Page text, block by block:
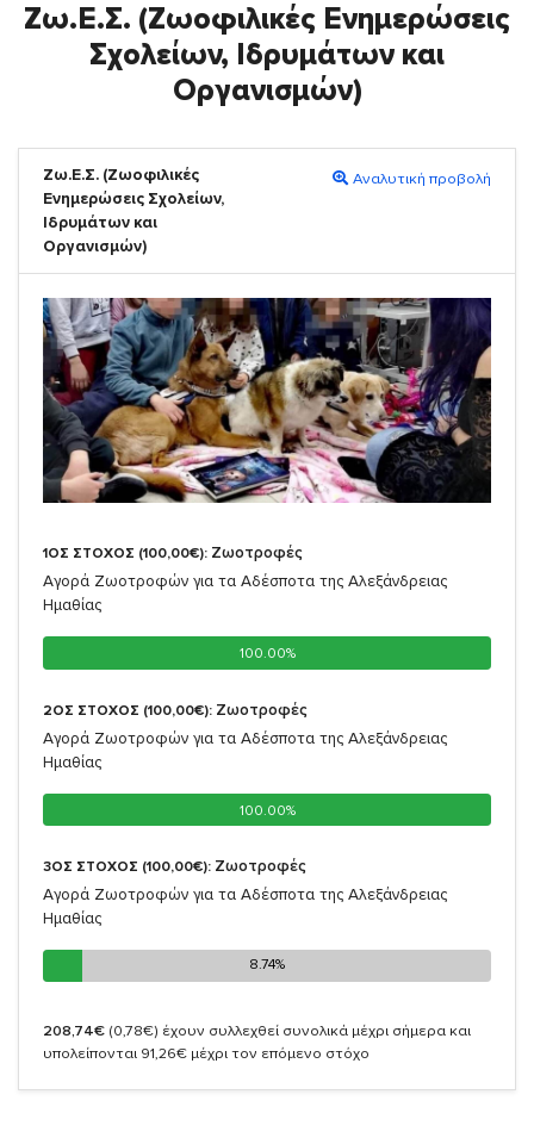
Ζω.Ε.Σ. (Ζωοφιλικές Ενημερώσεις
Σχολείων, Ιδρυμάτων και
Οργανισμών)
Ζω.Ε.Σ. (Ζωοφιλικές
Ενημερώσεις Σχολείων,
Ιδρυμάτων και
Οργανισμών)
Αναλυτική προβολή
1ΟΣ ΣΤΟΧΟΣ (100,00€): Ζωοτροφές
Αγορά Ζωοτροφών για τα Αδέσποτα της Αλεξάνδρειας
Ημαθίας
100.00%
100.00%
2ΟΣ ΣΤΟΧΟΣ (100,00€): Ζωοτροφές
Αγορά Ζωοτροφών για τα Αδέσποτα της Αλεξάνδρειας
Ημαθίας
100.00%
100.00%
3ΟΣ ΣΤΟΧΟΣ (100,00€): Ζωοτροφές
Αγορά Ζωοτροφών για τα Αδέσποτα της Αλεξάνδρειας
Ημαθίας
8.74%
8.74%
208,74€ (0,78€) έχουν συλλεχθεί συνολικά μέχρι σήμερα και
υπολείπονται 91,26€ μέχρι τον επόμενο στόχο